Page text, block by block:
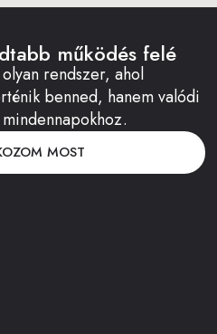
működés felé
rendszer, ahol
benned, hanem valódi
MOST